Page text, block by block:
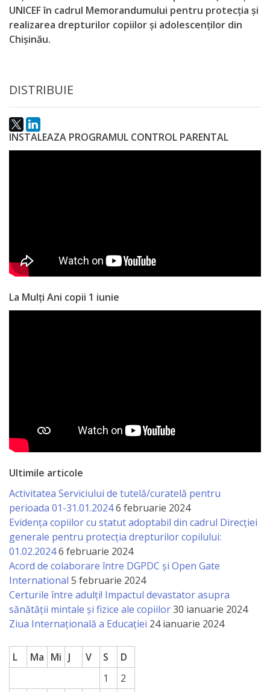
UNICEF în cadrul Memorandumului pentru protecția și
realizarea drepturilor copiilor și adolescenților din
Chișinău.
DISTRIBUIE
INSTALEAZA PROGRAMUL CONTROL PARENTAL
La Mulți Ani copii 1 iunie
Ultimile articole
Activitatea Serviciului de tutelă/curatelă pentru
perioada 01-31.01.20246 februarie 2024
Evidența copiilor cu statut adoptabil din cadrul Direcției
generale pentru protecția drepturilor copilului:
01.02.20246 februarie 2024
Acord de colaborare între DGPDC și Open Gate
International 5 februarie 2024
Certurile între adulți! Impactul devastator asupra
sănătății mintale și fizice ale copiilor30 ianuarie 2024
Ziua Internațională a Educației 24 ianuarie 2024
L Ma Mi J V S
D
1
2